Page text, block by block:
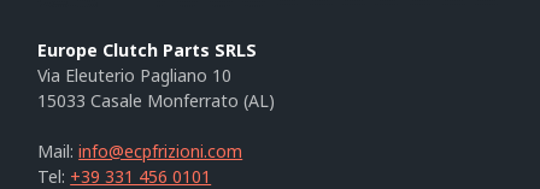
Europe Clutch Parts SRLS
Via Eleuterio Pagliano 10
15033 Casale Monferrato (AL)
Mail:info@ecpfrizioni.com
Tel: +39 331 456 0101